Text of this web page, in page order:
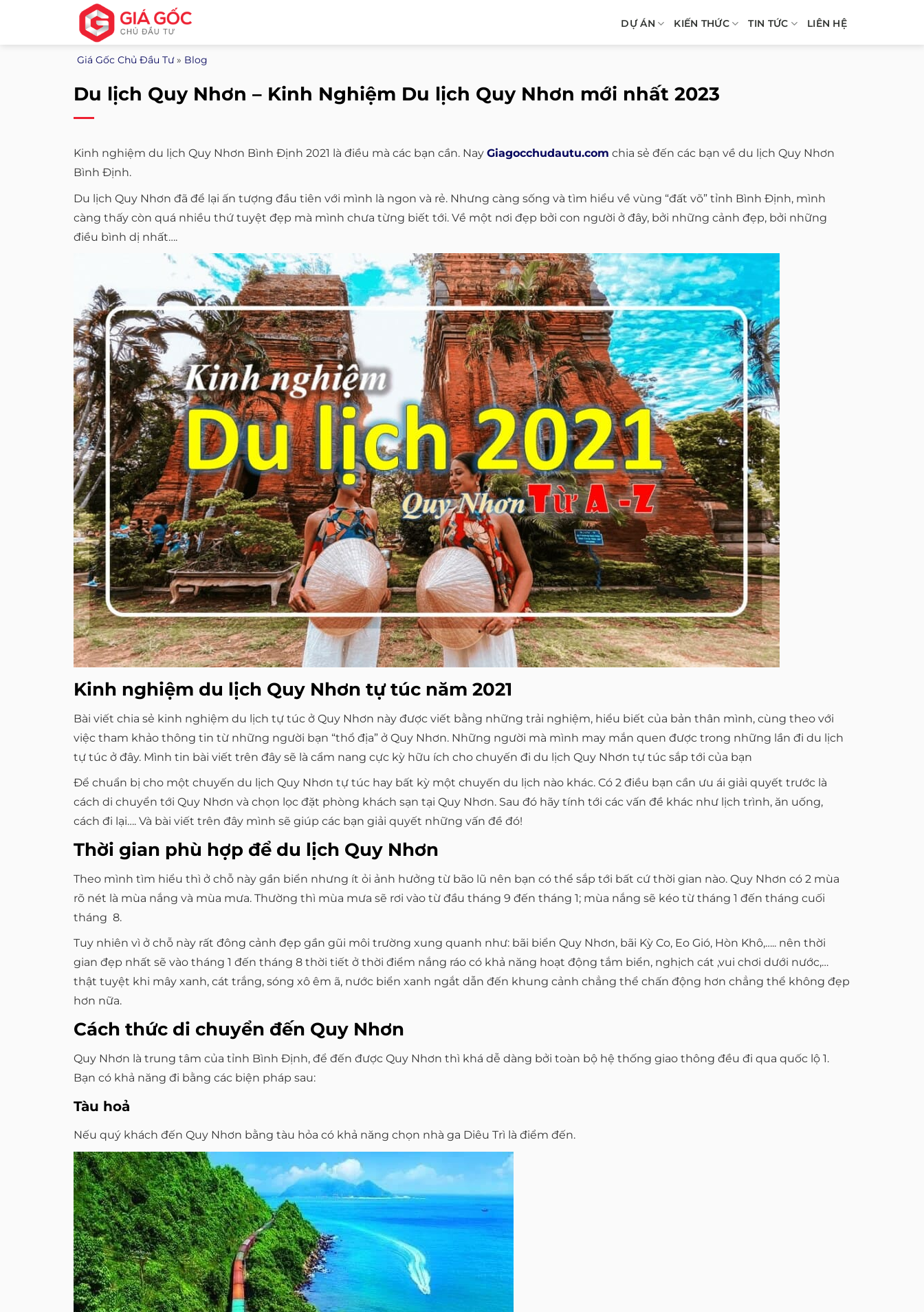
nội
DỰ ÁN KIẾN THỨC TIN TỨC LIÊN HỆ
Giá Gốc Chủ Đầu Tư» Blog
Du lịch Quy Nhơn – Kinh Nghiệm Du lịch Quy Nhơn mới nhất 2023
Kinh nghiệm du lịch Quy Nhơn Bình Định 2021 là điều mà các bạn cần. Nay Giagocchudautu.com chia sẻ đến các bạn về du lịch Quy Nhơn
Bình Định.
Du lịch Quy Nhơn đã để lại ấn tượng đầu tiên với mình là ngon và rẻ. Nhưng càng sống và tìm hiểu về vùng “đất võ” tỉnh Bình Định, mình
càng thấy còn quá nhiều thứ tuyệt đẹp mà mình chưa từng biết tới. Về một nơi đẹp bởi con người ở đây, bởi những cảnh đẹp, bởi những
điều bình dị nhất….
Kinh nghiệm du lịch Quy Nhơn tự túc năm 2021
Bài viết chia sẻ kinh nghiệm du lịch tự túc ở Quy Nhơn này được viết bằng những trải nghiệm, hiểu biết của bản thân mình, cùng theo với
việc tham khảo thông tin từ những người bạn “thổ địa” ở Quy Nhơn. Những người mà mình may mắn quen được trong những lần đi du lịch
tự túc ở đây. Mình tin bài viết trên đây sẽ là cẩm nang cực kỳ hữu ích cho chuyến đi du lịch Quy Nhơn tự túc sắp tới của bạn
Để chuẩn bị cho một chuyến du lịch Quy Nhơn tự túc hay bất kỳ một chuyến du lịch nào khác. Có 2 điều bạn cần ưu ái giải quyết trước là
cách di chuyển tới Quy Nhơn và chọn lọc đặt phòng khách sạn tại Quy Nhơn. Sau đó hãy tính tới các vấn đề khác như lịch trình, ăn uống,
cách đi lại…. Và bài viết trên đây mình sẽ giúp các bạn giải quyết những vấn đề đó!
Thời gian phù hợp để du lịch Quy Nhơn
Theo mình tìm hiểu thì ở chỗ này gần biển nhưng ít ỏi ảnh hưởng từ bão lũ nên bạn có thể sắp tới bất cứ thời gian nào. Quy Nhơn có 2 mùa
rõ nét là mùa nắng và mùa mưa. Thường thì mùa mưa sẽ rơi vào từ đầu tháng 9 đến tháng 1; mùa nắng sẽ kéo từ tháng 1 đến tháng cuối
tháng 8.
Tuy nhiên vì ở chỗ này rất đông cảnh đẹp gần gũi môi trường xung quanh như: bãi biển Quy Nhơn, bãi Kỳ Co, Eo Gió, Hòn Khô,….. nên thời
gian đẹp nhất sẽ vào tháng 1 đến tháng 8 thời tiết ở thời điểm nắng ráo có khả năng hoạt động tắm biển, nghịch cát ,vui chơi dưới nước,…
thật tuyệt khi mây xanh, cát trắng, sóng xô êm ã, nước biển xanh ngắt dẫn đến khung cảnh chẳng thể chấn động hơn chẳng thể không đẹp
hơn nữa.
Cách thức di chuyển đến Quy Nhơn
Quy Nhơn là trung tâm của tỉnh Bình Định, để đến được Quy Nhơn thì khá dễ dàng bởi toàn bộ hệ thống giao thông đều đi qua quốc lộ 1.
Bạn có khả năng đi bằng các biện pháp sau:
Tàu hoả
Nếu quý khách đến Quy Nhơn bằng tàu hỏa có khả năng chọn nhà ga Diêu Trì là điểm đến.